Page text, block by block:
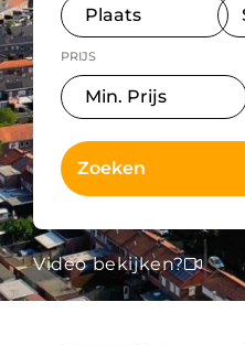
PRIJS
Video bekijken?